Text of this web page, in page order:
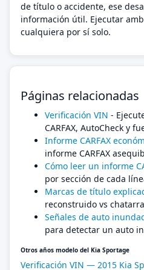
de título o accidente, ese
información útil. Ejecutar
cualquiera por sí solo.
Páginas relacionadas
Verificación VIN -
CARFAX, AutoCheck y
Informe CARFAX
informe CARFAX
Cómo leer un informe
por sección de cada
Marcas de título
reconstruido vs
Señales de auto
para detectar un auto
Otros años modelo del Kia Sportage
Verificación VIN — 2015 Kia